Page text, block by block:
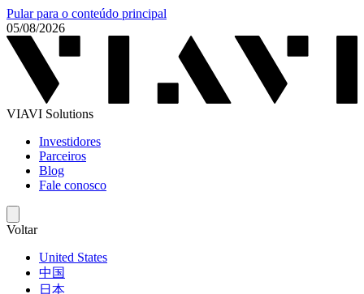
Pular para o conteúdo principal
05/08/2026
VIAVI Solutions
Investidores
Parceiros
Blog
Fale conosco
Voltar
United States
中国
日本